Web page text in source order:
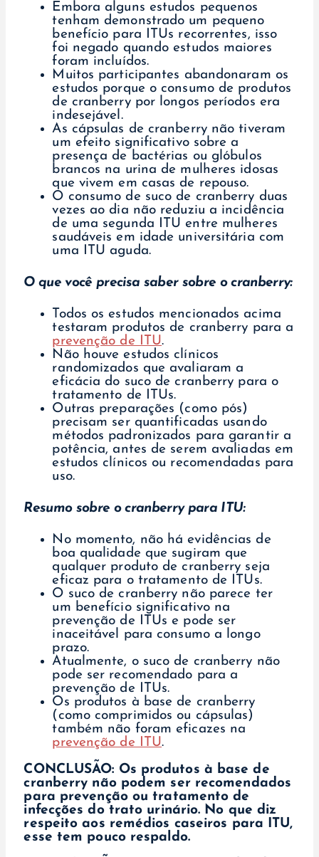
Embora alguns estudos pequenos
tenham demonstrado um pequeno
benefício para ITUs recorrentes, isso
foi negado quando estudos maiores
foram incluídos.
Muitos participantes abandonaram os
estudos porque o consumo de produtos
de cranberry por longos períodos era
indesejável.
As cápsulas de cranberry não tiveram
um efeito significativo sobre a
presença de bactérias ou glóbulos
brancos na urina de mulheres idosas
que vivem em casas de repouso.
O consumo de suco de cranberry duas
vezes ao dia não reduziu a incidência
de uma segunda ITU entre mulheres
saudáveis em idade universitária com
uma ITU aguda.
O que você precisa saber sobre o cranberry:
Todos os estudos mencionados acima
testaram produtos de cranberry para a
prevenção de ITU.
Não houve estudos clínicos
randomizados que avaliaram a
eficácia do suco de cranberry para o
tratamento de ITUs.
Outras preparações (como pós)
precisam ser quantificadas usando
métodos padronizados para garantir a
potência, antes de serem avaliadas em
estudos clínicos ou recomendadas para
uso.
Resumo sobre o cranberry para ITU:
No momento, não há evidências de
boa qualidade que sugiram que
qualquer produto de cranberry seja
eficaz para o tratamento de ITUs.
O suco de cranberry não parece ter
um benefício significativo na
prevenção de ITUs e pode ser
inaceitável para consumo a longo
prazo.
Atualmente, o suco de cranberry não
pode ser recomendado para a
prevenção de ITUs.
Os produtos à base de cranberry
(como comprimidos ou cápsulas)
também não foram eficazes na
prevenção de ITU.
CONCLUSÃO: Os produtos à base de
cranberry não podem ser recomendados
para prevenção ou tratamento de
infecções do trato urinário. No que diz
respeito aos remédios caseiros para ITU,
esse tem pouco respaldo.